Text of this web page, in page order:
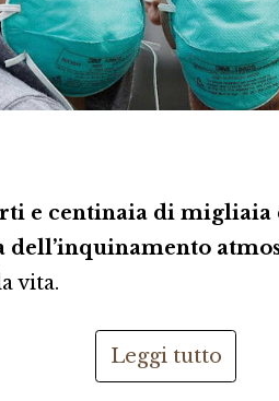
e centinaia di
dell’inquinamento
vita.
Leggi tutto